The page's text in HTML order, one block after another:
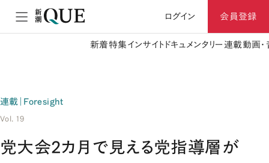
ログイン 会員登録
新着特集 インサイト ドキュメンタリー 連載動画
連載｜Foresight
Vol. 19
党大会2カ月で見える党指導層が